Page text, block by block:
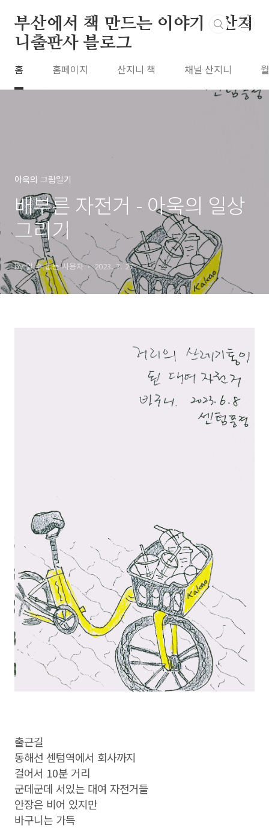
부산에서 책 만드는 이야기 : 산지
니출판사 블로그
홈 홈페이지 산지니 책 채널 산지니
아욱의 그림일기
배부른 자전거 - 아욱의 일상
그리기
by 알 수 없는 사용자 2023. 7. 27.
출근길
동해선 센텀역에서 회사까지
걸어서 10분 거리
군데군데 서있는 대여 자전거들
안장은 비어 있지만
바구니는 가득